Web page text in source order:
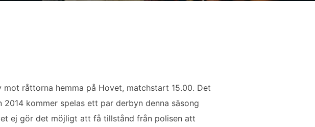
råttorna hemma på Hovet, matchstart 15.00. Det
kommer spelas ett par derbyn denna säsong
ej gör det möjligt att få tillstånd från polisen att